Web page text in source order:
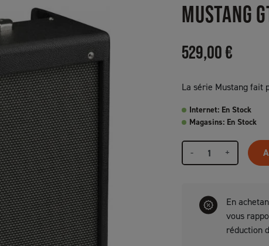
MUSTANG
529,00 €
La série Mustang fait
Internet: En Stock
Magasins: En Stock
- +
En
vous
réduction